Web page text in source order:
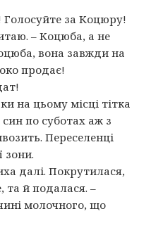
за Коцюру!
– Коцюба, а не
вона завжди на
продає!
на цьому місці тітка
син по суботах аж з
Переселенці
зони.
далі. Покрутилася,
та й подалася. –
молочного, що